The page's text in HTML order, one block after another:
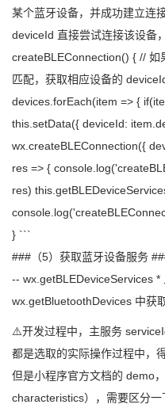
某个蓝牙设备，并成功建立连
deviceId 直接尝试连接该设备
createBLEConnection() { // 如
匹配，获取相应设备的
devices.forEach(item => {
this.setData({ deviceId:
wx.createBLEConnection({
res => {
res)
} ```
###（5）获取蓝牙设备服务
-- wx.getBLEDeviceServices *
wx.getBluetoothDevices 中获
⚠️开发过程中，主服务
都是选取的实际操作过程中，
但是小程序官方文档的 demo
characteristics），需要区分一